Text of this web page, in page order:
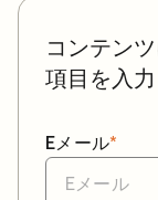
コンテン
項目を入
*
Eメール